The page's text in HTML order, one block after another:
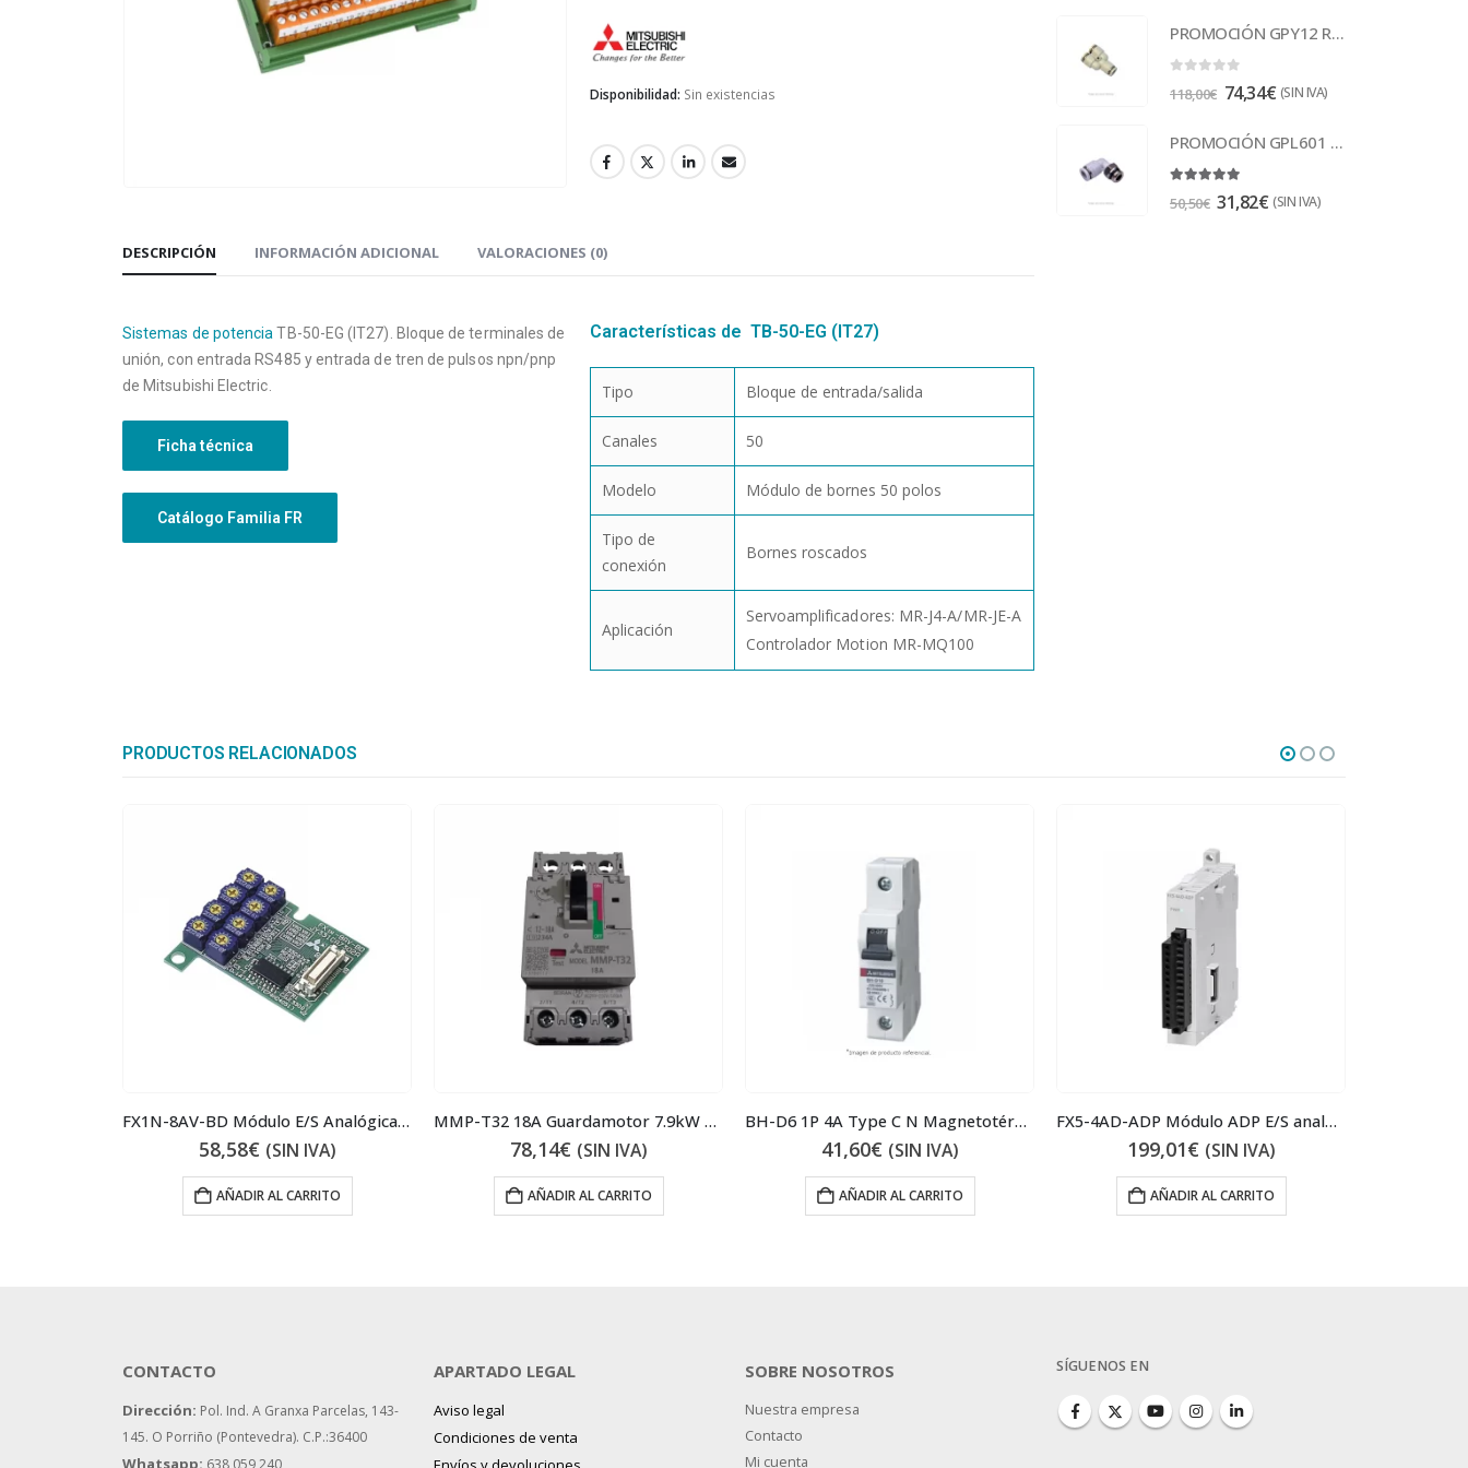
Disponibilidad: Sin existencias
DESCRIPCIÓN INFORMACIÓN ADICIONAL VALORACIONES (0)
Sistemas de potencia TB-50-EG (IT27). Bloque de terminales de
unión, con entrada RS485 y entrada de tren de pulsos npn/pnp
de Mitsubishi Electric.
Ficha técnica
Catálogo Familia FR
Características de TB-50-EG (IT27)
Tipo Bloque de entrada/salida
Canales 50
Modelo Módulo de bornes 50 polos
Tipo de
conexión
Bornes roscados
Aplicación
Servoamplificadores: MR-J4-A/MR-JE-A
Controlador Motion MR-MQ100
PROMOCIÓN GPY12 Racor
118,00€ 74,34€ (SIN IVA)
PROMOCIÓN GPL601 Racor
50,50€ 31,82€ (SIN IVA)
PRODUCTOS RELACIONADOS
FX1N-8AV-BD Módulo E/S Analógicas Potenciómetro
58,58€ (SIN IVA)
AÑADIR AL CARRITO
MMP-T32 18A Guardamotor 7.9kW 18A
78,14€ (SIN IVA)
AÑADIR AL CARRITO
BH-D6 1P 4A Type C N Magnetotérmico
41,60€ (SIN IVA)
AÑADIR AL CARRITO
FX5-4AD-ADP Módulo ADP E/S analógicas
199,01€ (SIN IVA)
AÑADIR AL CARRITO
CONTACTO
Dirección: Pol. Ind. A Granxa Parcelas, 143-
145. O Porriño (Pontevedra). C.P.:36400
Whatsapp:
APARTADO LEGAL
Aviso legal
Condiciones de venta
SOBRE NOSOTROS
Nuestra empresa
Contacto
Mi cuenta
SÍGUENOS EN